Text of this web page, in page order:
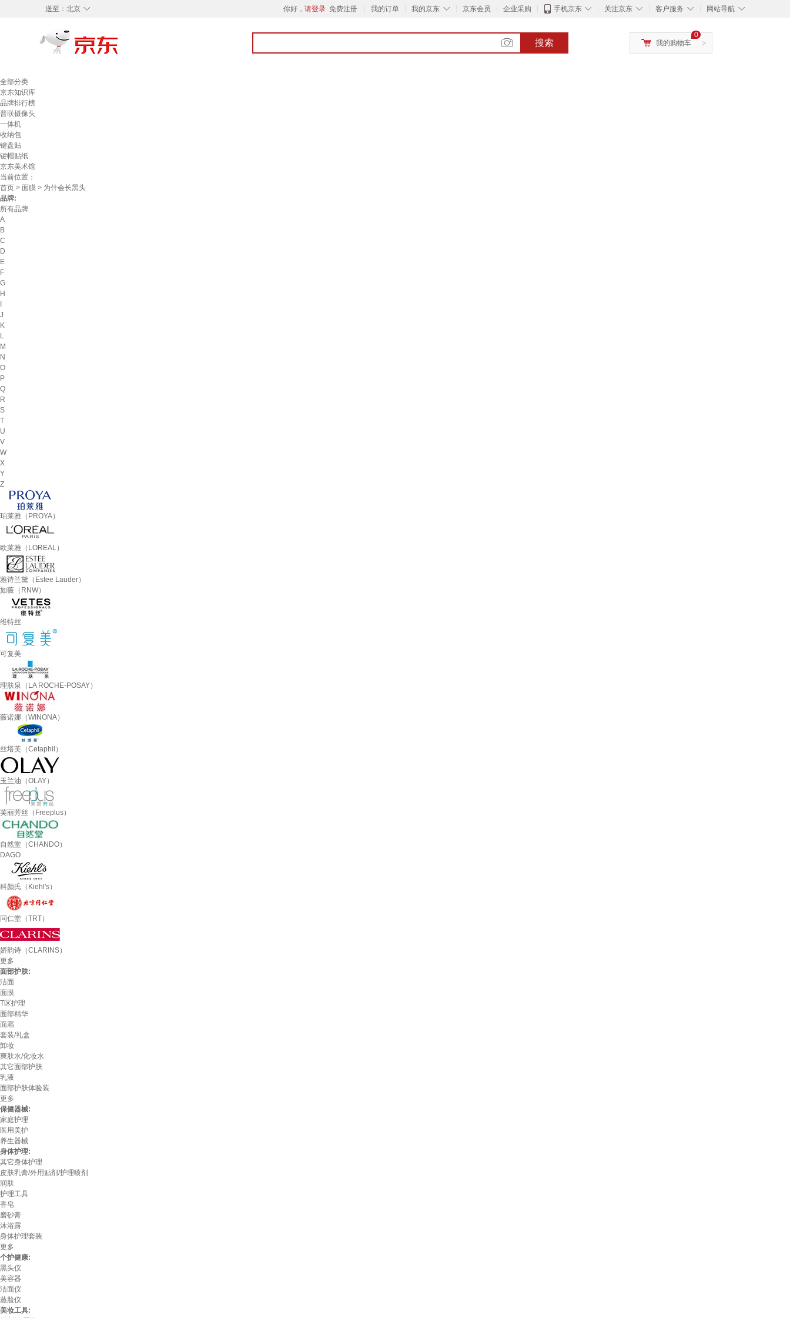
◇
送至： 北京 你好， 请登录 免费注册 我的订单 ◇
我的京东 京东会员 企业采购 ◇
手机京东 ◇
关注京东 ◇
客户服务 ◇
网站导航
搜索 >
0
我的购物车
全部分类
京东知识库
品牌排行榜
普联摄像头
一体机
收纳包
键盘贴
键帽贴纸
京东美术馆
当前位置：
首页 > 面膜 > 为什会长黑头
品牌:
所有品牌
A
B
C
D
E
F
G
H
J
K
L
M
N
O
P
Q
R
S
T
U
V
W
X
Y
Z
珀莱雅（PROYA）
欧莱雅（LOREAL）
雅诗兰黛（Estee Lauder）
如薇（RNW）
维特丝
可复美
理肤泉（LA ROCHE-POSAY）
薇诺娜（WINONA）
丝塔芙（Cetaphil）
玉兰油（OLAY）
芙丽芳丝（Freeplus）
自然堂（CHANDO）
DAGO
科颜氏（Kiehl's）
同仁堂（TRT）
娇韵诗（CLARINS）
更多
面部护肤:
洁面
面膜
T区护理
面部精华
面霜
套装/礼盒
卸妆
爽肤水/化妆水
其它面部护肤
乳液
面部护肤体验装
更多
保健器械:
家庭护理
医用美护
养生器械
身体护理:
其它身体护理
皮肤乳膏/外用贴剂/护理喷剂
润肤
护理工具
香皂
磨砂膏
沐浴露
身体护理套装
更多
个护健康:
黑头仪
美容器
洁面仪
蒸脸仪
美妆工具: